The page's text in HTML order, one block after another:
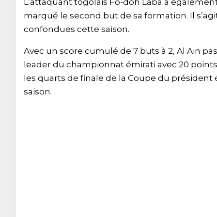
L’attaquant togolais Fo-doh Laba a
marqué le second but de sa formation. Il
confondues cette saison.
Avec un score cumulé de 7 buts à 2, Al Ain
leader du championnat émirati avec 20
les quarts de finale de la Coupe du
saison.